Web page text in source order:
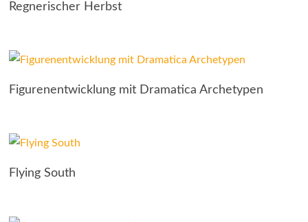
Regnerischer Herbst
Figurenentwicklung mit Dramatica Archetypen
Flying South